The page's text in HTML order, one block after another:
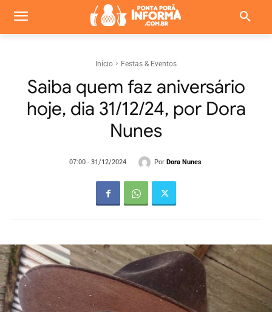
Início Festas & Eventos
Saiba quem faz aniversário
hoje, dia 31/12/24, por Dora
Nunes
07:00 - 31/12/2024 Por Dora Nunes